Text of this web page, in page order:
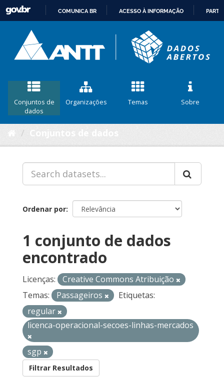
CONTEÚDO
COMUNICA BR ACESSO À INFORMAÇÃO
Conjuntos de
dados
Organizações Temas Sobre
Ordenar por
1 conjunto de dados
encontrado
Licenças:
Creative Commons Atribuição
Temas:
Passageiros
Etiquetas:
regular
licenca-operacional-secoes-linhas-mercados
sgp
Filtrar Resultados